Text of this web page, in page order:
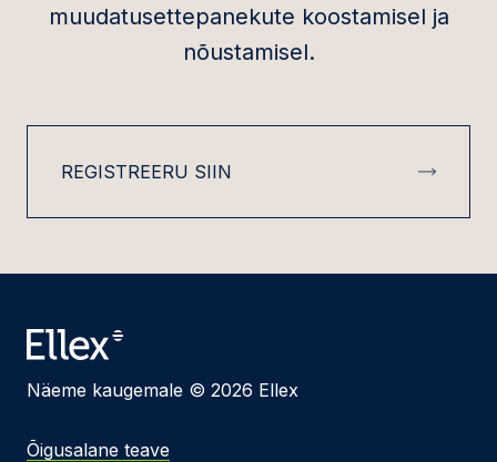
muudatusettepanekute koostamisel ja
nõustamisel.
REGISTREERU SIIN
Näeme kaugemale © 2026 Ellex
Õigusalane teave